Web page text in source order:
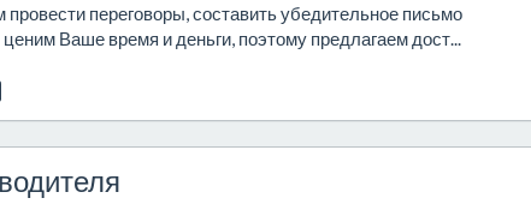
переговоры, составить убедительное письмо
Ваше время и деньги, поэтому предлагаем дост...